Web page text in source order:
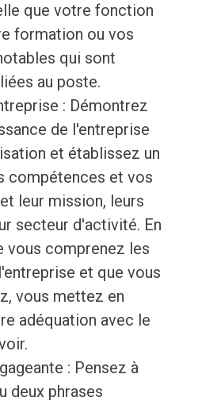
que votre fonction
formation ou vos
qui sont
au poste.
: Démontrez
de l'entreprise
et établissez un
compétences et vos
leur mission, leurs
secteur d'activité. En
vous comprenez les
et que vous
vous mettez en
adéquation avec le
: Pensez à
deux phrases